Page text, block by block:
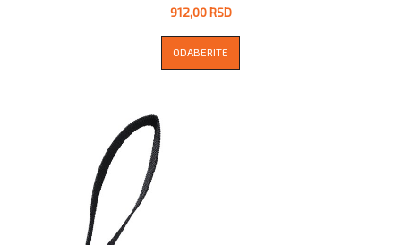
912,00 RSD
ODABERITE